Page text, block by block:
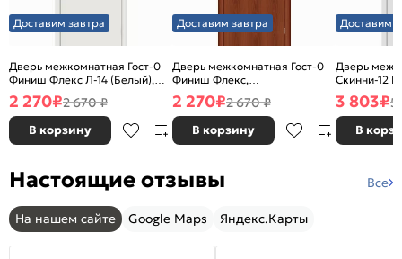
Доставим завтра
Дверь межкомнатная Гост-0
Финиш Флекс Л-14 (Белый),
глухая, каркасно-щитовая
2 270₽2 670 ₽
В корзину
Доставим завтра
Дверь межкомнатная Гост-0
Финиш Флекс,
Ламинированные Л-11
(ИталОрех), глухая, каркасно-
щитовая
2 270₽2 670 ₽
В корзину
Доставим
Дверь
Скинни-12
глухая,
3 803₽5
В
Настоящие отзывы Все
На нашем сайте Google Maps Яндекс.Карты